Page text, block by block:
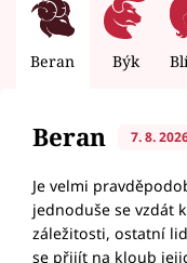
Beran Býk
Beran 7. 8.
Je velmi
jednoduše se vzdát
záležitosti, ostatní
se přijít na kloub